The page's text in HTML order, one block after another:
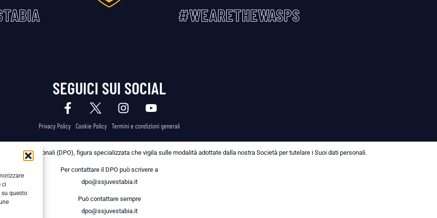
ci
questo
#WEARETHEWASPS
SEGUICI SUI SOCIAL
Privacy Policy Cookie Policy Termini e condizioni generali
dei Dati Personali (DPO), figura specializzata che vigila sulle modalità adottate dalla nostra Società per tutelare i Suoi dati personali.
Per contattare il DPO può scrivere a
dpo@ssjuvestabia.it
Può contattare sempre
dpo@ssjuvestabia.it